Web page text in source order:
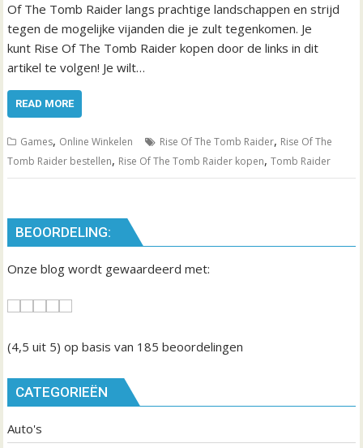
Of The Tomb Raider langs prachtige landschappen en strijd
tegen de mogelijke vijanden die je zult tegenkomen. Je
kunt Rise Of The Tomb Raider kopen door de links in dit
artikel te volgen! Je wilt…
READ MORE
Games, Online Winkelen Rise Of The Tomb Raider, Rise Of The
Tomb Raider bestellen, Rise Of The Tomb Raider kopen,Tomb Raider
BEOORDELING:
Onze blog wordt gewaardeerd met:
(4,5 uit 5) op basis van 185 beoordelingen
CATEGORIEËN
Auto's